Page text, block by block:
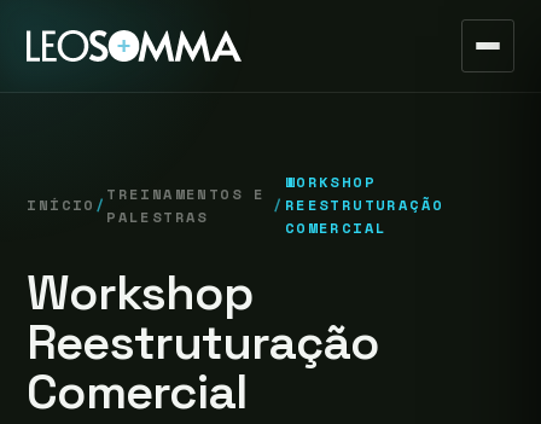
INÍCIO /
TREINAMENTOS E
PALESTRAS
/
WORKSHOP
REESTRUTURAÇÃO
COMERCIAL
Workshop
Reestruturação
Comercial